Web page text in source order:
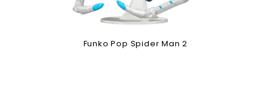
Funko Pop Spider Man 2